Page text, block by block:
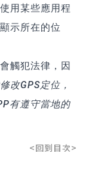
用某些應用程
示所在的位
觸犯法律，因
改GPS定位，
有遵守當地的
<回到目次>